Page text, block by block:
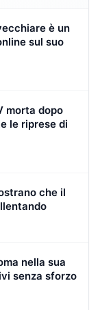
è un
sul suo
morta dopo
le riprese di
che il
nella sua
senza sforzo